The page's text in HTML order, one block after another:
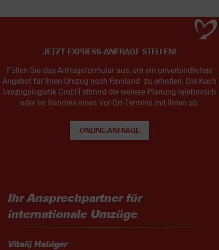
JETZT EXPRESS-ANFRAGE STELLEN!
Füllen Sie das Anfrageformular aus, um ein unverbindliches
Angebot für Ihren Umzug nach Finnland zu erhalten. Die Koch
Umzugslogistik GmbH stimmt die weitere Planung telefonisch
oder im Rahmen eines Vor-Ort-Termins mit Ihnen ab.
ONLINE-ANFRAGE
Ihr Ansprechpartner für
internationale Umzüge
Vitalij Habiger